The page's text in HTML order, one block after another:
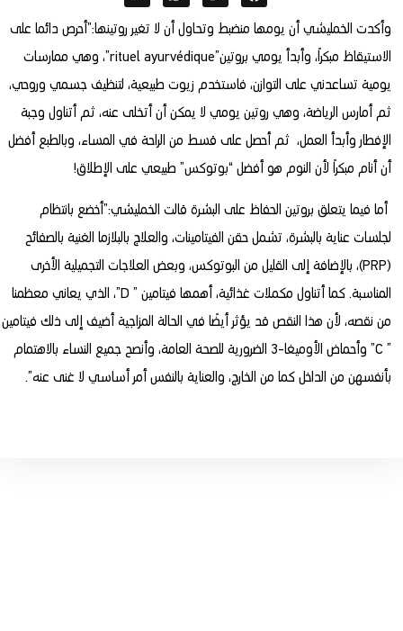
وأكدت الخمليشي أن يومها منضبط وتحاول أن لا تغير روتينها:”أحرص دائما على
الاستيقاظ مبكراً، وأبدأ يومي بروتين”rituel ayurvédique”، وهي ممارسات
يومية تساعدني على التوازن، فاستخدم زيوت طبيعية، لتنظيف جسمي وروحي،
ثم أمارس الرياضة، وهي روتين يومي لا يمكن أن أتخلى عنه، ثم أتناول وجبة
الإفطار وأبدأ العمل، ثم أحصل على قسط من الراحة في المساء، وبالطبع أفضل
أن أنام مبكراً لأن النوم هو أفضل “بوتوكس” طبيعي على الإطلاق!
أما فيما يتعلق بروتين الحفاظ على البشرة قالت الخمليشي:”أخضع بانتظام
لجلسات عناية بالبشرة، تشمل حقن الفيتامينات، والعلاج بالبلازما الغنية بالصفائح
(PRP)، بالإضافة إلى القليل من البوتوكس، وبعض العلاجات التجميلية الأخرى
المناسبة. كما أتناول مكملات غذائية، أهمها فيتامين ” D”، الذي يعاني معظمنا
من نقصه، لأن هذا النقص قد يؤثر أيضًا في الحالة المزاجية أضيف إلى ذلك فيتامين
” C” وأحماض الأوميغا-3 الضرورية للصحة العامة، وأنصح جميع النساء بالاهتمام
بأنفسهن من الداخل كما من الخارج، والعناية بالنفس أمر أساسي لا غنى عنه”.